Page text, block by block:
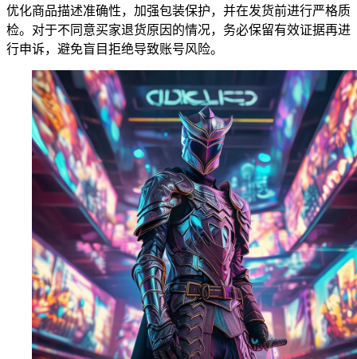
优化商品描述准确性，加强包装保护，并在发货前进行严格质
检。对于不同意买家退货原因的情况，务必保留有效证据再进
行申诉，避免盲目拒绝导致账号风险。